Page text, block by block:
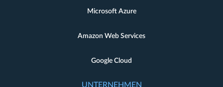
Microsoft Azure
Amazon Web Services
Google Cloud
UNTERNEHMEN